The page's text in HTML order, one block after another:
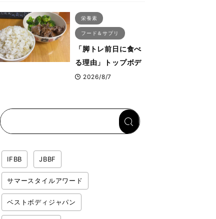
ス・プルオーバーマ
シン”とは？
栄養素
フード＆サプリ
「脚トレ前日に食べ
る理由」トップボデ
ィビルダーが愛用す
2026/8/7
IFBB JBBF
サマースタイルアワード
ベストボディジャパン